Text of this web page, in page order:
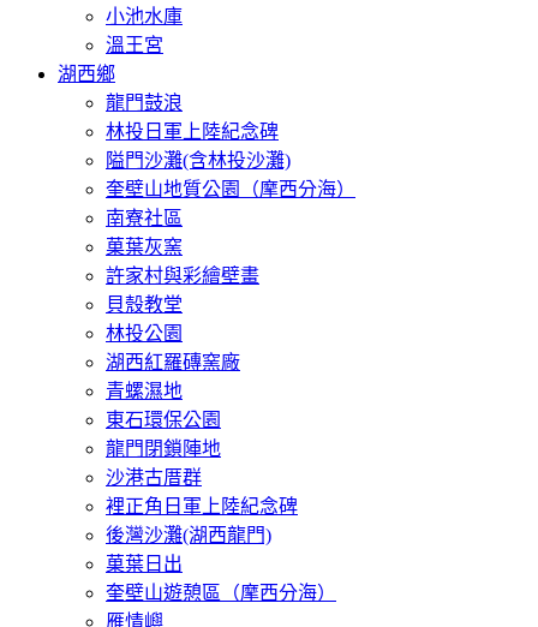
小池水庫
溫王宮
湖西鄉
龍門鼓浪
林投日軍上陸紀念碑
隘門沙灘(含林投沙灘)
奎壁山地質公園（摩西分海）
南寮社區
菓葉灰窯
許家村與彩繪壁畫
貝殼教堂
林投公園
湖西紅羅磚窯廠
青螺濕地
東石環保公園
龍門閉鎖陣地
沙港古厝群
裡正角日軍上陸紀念碑
後灣沙灘(湖西龍門)
菓葉日出
奎壁山遊憩區（摩西分海）
雁情嶼